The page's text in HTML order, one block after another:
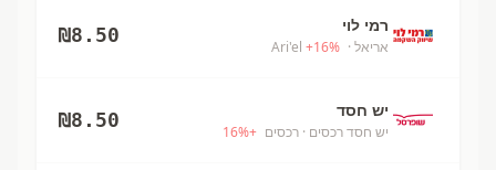
רמי לוי
אריאל · Ari'el
+16%
₪8.50
יש חסד
יש חסד רכסים · רכסים +
16%
₪8.50